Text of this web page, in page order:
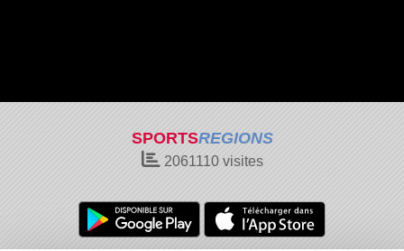
SPORTSREGIONS
2061110visites